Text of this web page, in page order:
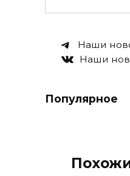
Наши
Наши
Популярное